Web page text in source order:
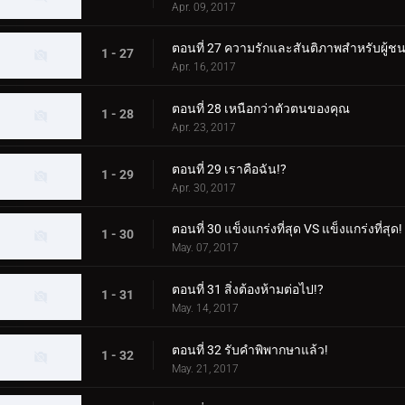
Apr. 09, 2017
1 - 27 ตอนที่ 27 ความรักและสันติภาพสำหรับผู้ช
Apr. 16, 2017
1 - 28 ตอนที่ 28 เหนือกว่าตัวตนของคุณ
Apr. 23, 2017
1 - 29 ตอนที่ 29 เราคือฉัน!?
Apr. 30, 2017
1 - 30 ตอนที่ 30 แข็งแกร่งที่สุด VS แข็งแกร่งที่สุด!
May. 07, 2017
1 - 31 ตอนที่ 31 สิ่งต้องห้ามต่อไป!?
May. 14, 2017
1 - 32 ตอนที่ 32 รับคำพิพากษาแล้ว!
May. 21, 2017